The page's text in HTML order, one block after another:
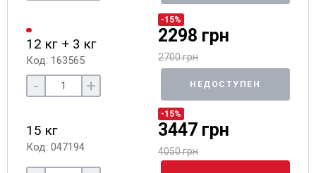
12 кг + 3 кг
Код: 163565
-15%
2298 грн
2700 грн
- + НЕДОСТУПЕН
15 кг
Код: 047194
-15%
3447 грн
4050 грн